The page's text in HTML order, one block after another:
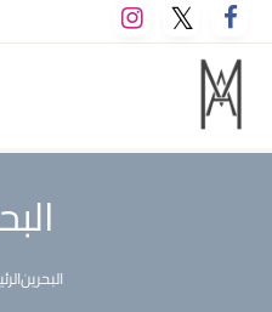
التخطي
إلى
المحتوى
M A hotels | إم ايه هوتيلز
الموقع الأول للعاملين في
البحرين